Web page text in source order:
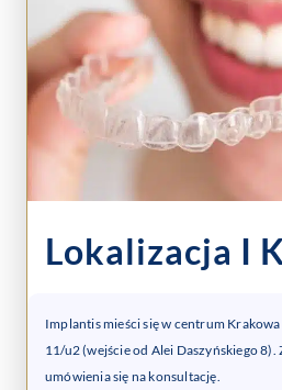
Lokalizacja I
Implantis mieści się w centrum
11/u2 (wejście od Alei Daszyńskiego
umówienia się na konsultację.